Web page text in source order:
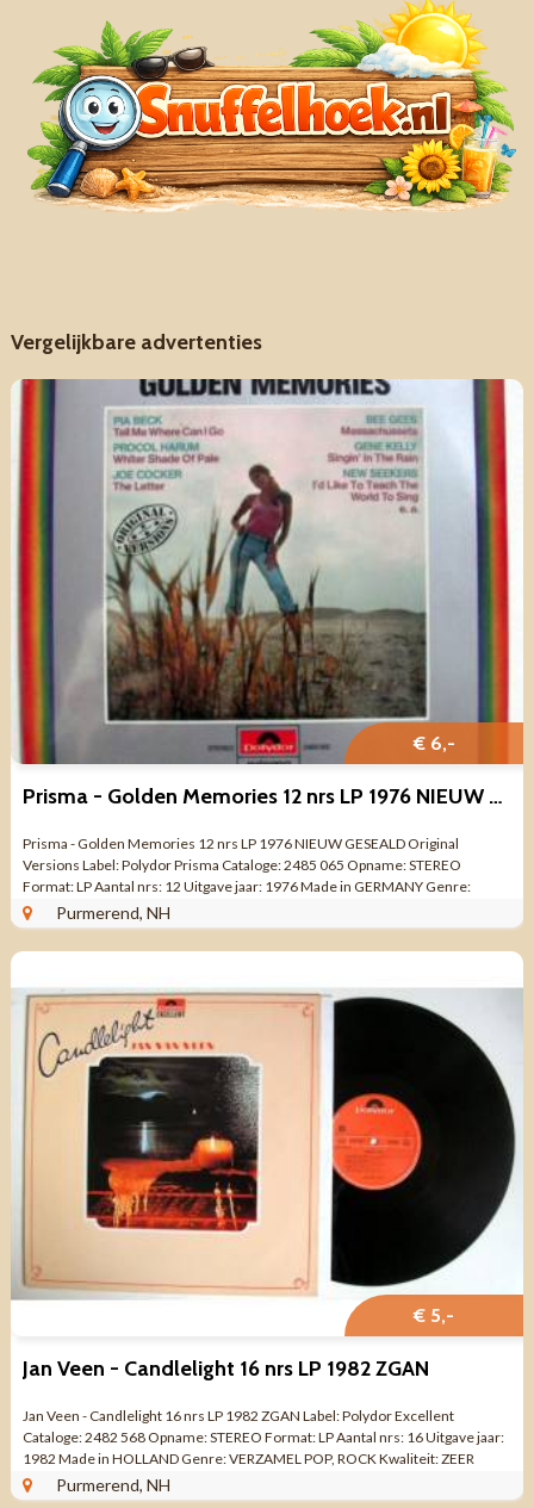
Vergelijkbare advertenties
€ 6,-
Prisma - Golden Memories 12 nrs LP 1976 NIEUW GESEALD
Prisma - Golden Memories 12 nrs LP 1976 NIEUW GESEALD Original
Versions Label: Polydor Prisma Cataloge: 2485 065 Opname: STEREO
Format: LP Aantal nrs: 12 Uitgave jaar: 1976 Made in GERMANY Genre:
Verzamel Pop, Jazz, Soft Rock, ...
Purmerend, NH
€ 5,-
Jan Veen - Candlelight 16 nrs LP 1982 ZGAN
Jan Veen - Candlelight 16 nrs LP 1982 ZGAN Label: Polydor Excellent
Cataloge: 2482 568 Opname: STEREO Format: LP Aantal nrs: 16 Uitgave jaar:
1982 Made in HOLLAND Genre: VERZAMEL POP, ROCK Kwaliteit: ZEER
MOOIE STAAT Kant 1 ...
Purmerend, NH